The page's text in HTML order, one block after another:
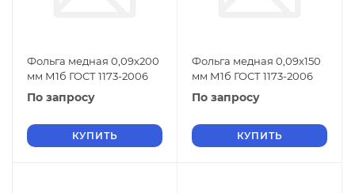
Фольга медная 0,09х200
мм М1б ГОСТ 1173-2006
По запросу
КУПИТЬ
Фольга медная 0,09х150
мм М1б ГОСТ 1173-2006
По запросу
КУПИТЬ